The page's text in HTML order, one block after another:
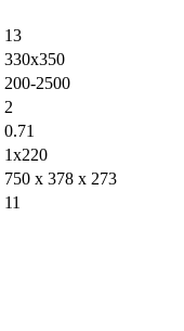
13
330x350
200-2500
2
0.71
1x220
750 x 378 x 273
11